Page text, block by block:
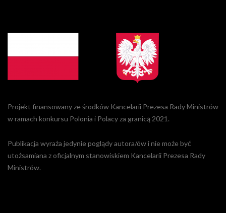
Projekt finansowany ze środków Kancelarii Prezesa Rady Ministrów
w ramach konkursu Polonia i Polacy za granicą 2021.
Publikacja wyraża jedynie poglądy autora/ów i nie może być
utożsamiana z oficjalnym stanowiskiem Kancelarii Prezesa Rady
Ministrów.